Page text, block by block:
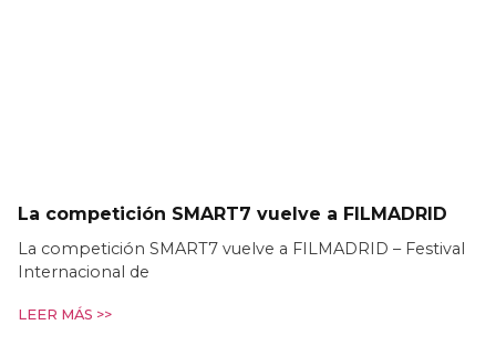
La competición SMART7 vuelve a FILMADRID
La competición SMART7 vuelve a FILMADRID – Festival
Internacional de
LEER MÁS >>